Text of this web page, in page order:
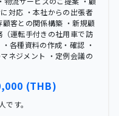
対応 ・本社からの出張者
客との関係構築 ・新規顧
運転手付きの社用車で訪
各種資料の作成・確認 ・
ネジメント ・定例会議の
(THB)
です。